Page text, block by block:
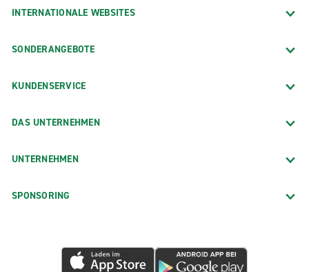
INTERNATIONALE WEBSITES
SONDERANGEBOTE
KUNDENSERVICE
DAS UNTERNEHMEN
UNTERNEHMEN
SPONSORING